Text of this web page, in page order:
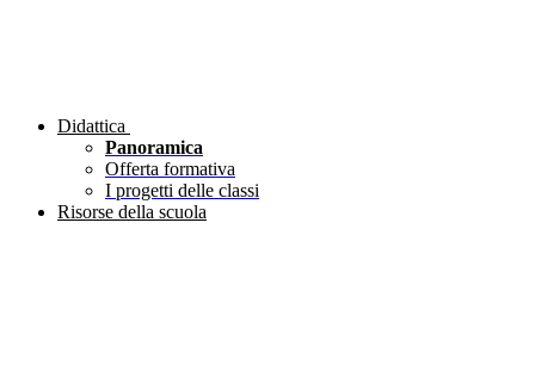
Didattica
Panoramica
Offerta formativa
I progetti delle classi
Risorse della scuola